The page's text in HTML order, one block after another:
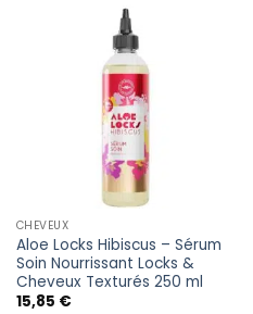
CHEVEUX
Aloe Locks Hibiscus – Sérum
Soin Nourrissant Locks &
Cheveux Texturés 250 ml
15,85 €